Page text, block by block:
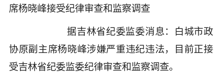
席杨晓峰接受纪律审查和监察调查
据吉林省纪委监委消息：白城市政
协原副主席杨晓峰涉嫌严重违纪违法，目前正接
受吉林省纪委监委纪律审查和监察调查。